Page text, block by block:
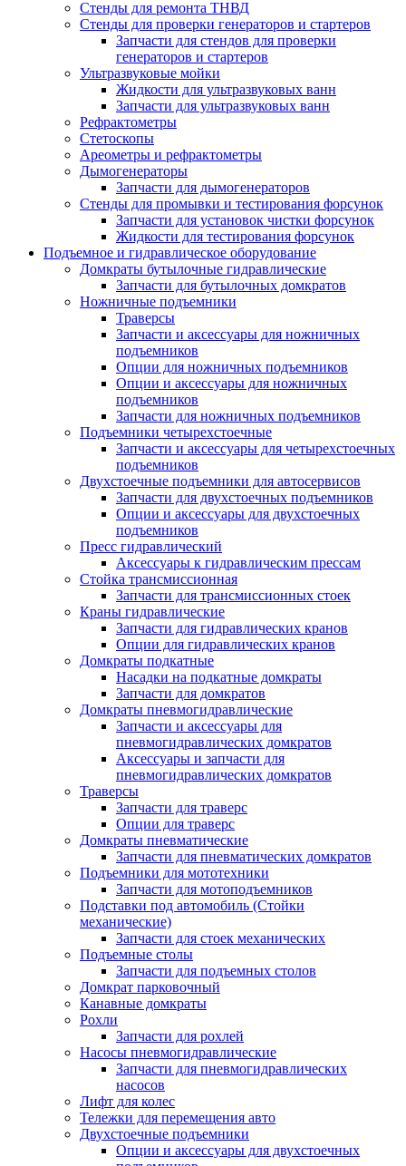
Стенды для ремонта ТНВД
Стенды для проверки генераторов и стартеров
Запчасти для стендов для проверки
генераторов и стартеров
Ультразвуковые мойки
Жидкости для ультразвуковых ванн
Запчасти для ультразвуковых ванн
Рефрактометры
Стетоскопы
Ареометры и рефрактометры
Дымогенераторы
Запчасти для дымогенераторов
Стенды для промывки и тестирования форсунок
Запчасти для установок чистки форсунок
Жидкости для тестирования форсунок
Подъемное и гидравлическое оборудование
Домкраты бутылочные гидравлические
Запчасти для бутылочных домкратов
Ножничные подъемники
Траверсы
Запчасти и аксессуары для ножничных
подъемников
Опции для ножничных подъемников
Опции и аксессуары для ножничных
подъемников
Запчасти для ножничных подъемников
Подъемники четырехстоечные
Запчасти и аксессуары для четырехстоечных
подъемников
Двухстоечные подъемники для автосервисов
Запчасти для двухстоечных подъемников
Опции и аксессуары для двухстоечных
подъемников
Пресс гидравлический
Аксессуары к гидравлическим прессам
Стойка трансмиссионная
Запчасти для трансмиссионных стоек
Краны гидравлические
Запчасти для гидравлических кранов
Опции для гидравлических кранов
Домкраты подкатные
Насадки на подкатные домкраты
Запчасти для домкратов
Домкраты пневмогидравлические
Запчасти и аксессуары для
пневмогидравлических домкратов
Аксессуары и запчасти для
пневмогидравлических домкратов
Траверсы
Запчасти для траверс
Опции для траверс
Домкраты пневматические
Запчасти для пневматических домкратов
Подъемники для мототехники
Запчасти для мотоподъемников
Подставки под автомобиль (Стойки
механические)
Запчасти для стоек механических
Подъемные столы
Запчасти для подъемных столов
Домкрат парковочный
Канавные домкраты
Рохли
Запчасти для рохлей
Насосы пневмогидравлические
Запчасти для пневмогидравлических
насосов
Лифт для колес
Тележки для перемещения авто
Двухстоечные подъемники
Опции и аксессуары для двухстоечных